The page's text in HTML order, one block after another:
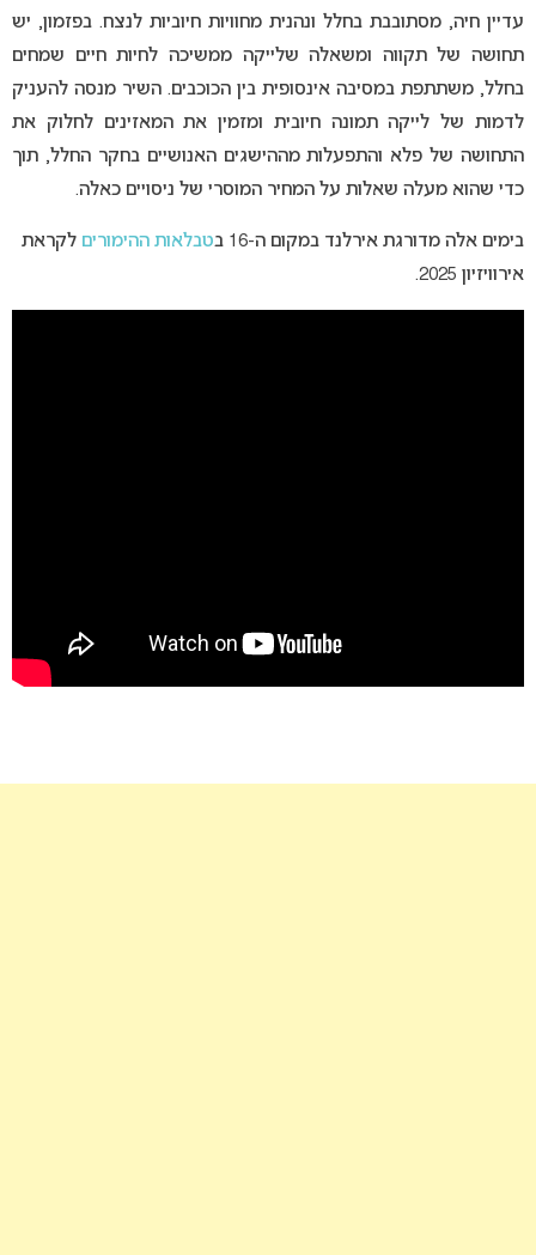
עדיין חיה, מסתובבת בחלל ונהנית מחוויות חיוביות לנצח. בפזמון, יש
תחושה של תקווה ומשאלה שלייקה ממשיכה לחיות חיים שמחים
בחלל, משתתפת במסיבה אינסופית בין הכוכבים. השיר מנסה להעניק
לדמות של לייקה תמונה חיובית ומזמין את המאזינים לחלוק את
התחושה של פלא והתפעלות מההישגים האנושיים בחקר החלל, תוך
כדי שהוא מעלה שאלות על המחיר המוסרי של ניסויים כאלה.
בימים אלה מדורגת אירלנד במקום ה-16 ב טבלאות ההימורים לקראת
אירוויזיון 2025.